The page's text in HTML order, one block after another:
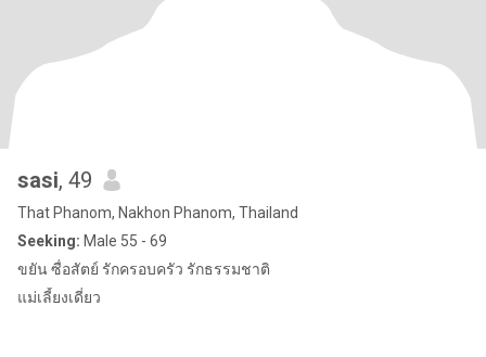
sasi, 49
That Phanom, Nakhon Phanom, Thailand
Seeking: Male 55 - 69
ขยัน ซื่อสัตย์ รักครอบครัว รักธรรมชาติ
แม่เลี้ยงเดี่ยว